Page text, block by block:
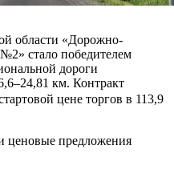
области «Дорожно-
стало победителем
дороги
км. Контракт
цене торгов в 113,9
ценовые предложения